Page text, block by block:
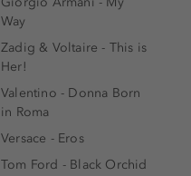
Way
Zadig & Voltaire - This is
Her!
Valentino - Donna Born
in Roma
Versace - Eros
Tom Ford - Black Orchid